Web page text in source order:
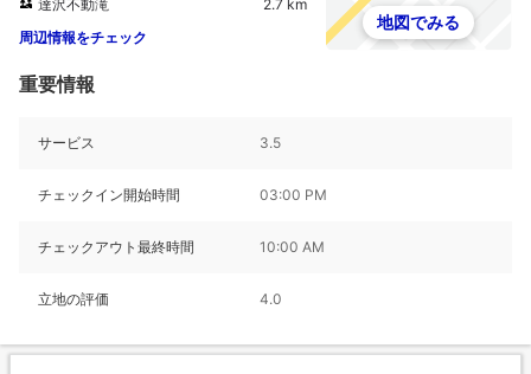
達沢不動滝
2.7 km
周辺情報をチェック
地図でみる
重要情報
サービス 3.5
チェックイン開始時間 03:00 PM
チェックアウト最終時間 10:00 AM
立地の評価 4.0